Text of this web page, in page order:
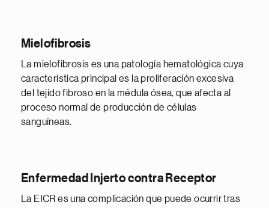
Mielofibrosis
La mielofibrosis es una patología hematológica cuya
característica principal es la proliferación excesiva
del tejido fibroso en la médula ósea, que afecta al
proceso normal de producción de células
sanguíneas.
Enfermedad Injerto contra Receptor
La EICR es una complicación que puede ocurrir tras